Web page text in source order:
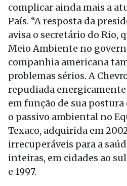
complicar ainda mais a
País. “A resposta da
avisa o secretário do Rio,
Meio Ambiente no
companhia americana
problemas sérios. A
repudiada
em função de sua
o passivo ambiental no
Texaco, adquirida em
irrecuperáveis para a
inteiras, em cidades ao
e 1997.